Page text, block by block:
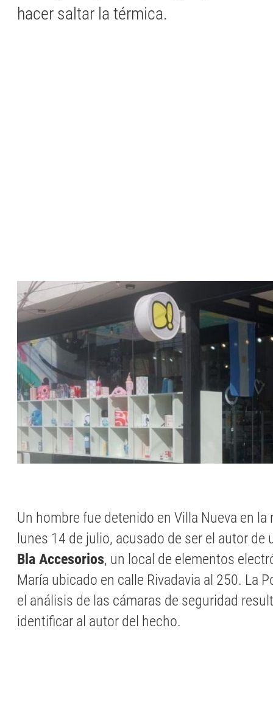
hacer saltar la térmica.
Un hombre fue detenido en Villa Nueva en
lunes 14 de julio, acusado de ser el autor de
Bla Accesorios, un local de elementos
María ubicado en calle Rivadavia al 250. La
el análisis de las cámaras de seguridad
identificar al autor del hecho.